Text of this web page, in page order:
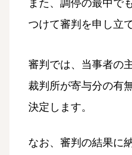
また、調停の最中で
つけて審判を申し立
審判では、当事者の
裁判所が寄与分の有
決定します。
なお、審判の結果に